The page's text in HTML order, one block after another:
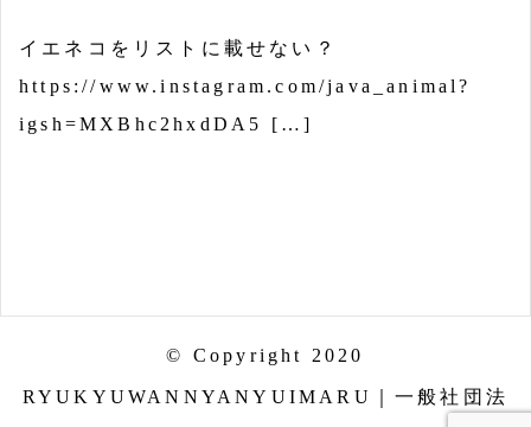
イエネコをリストに載せない？
https://www.instagram.com/java_animal?
igsh=MXBhc2hxdDA5 […]
© Copyright 2020
RYUKYUWANNYANYUIMARU｜一般社団法